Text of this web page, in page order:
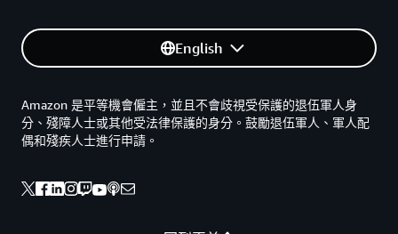
English
Amazon 是平等機會僱主，並且不會歧視受保護的退伍軍人身
分、殘障人士或其他受法律保護的身分。鼓勵退伍軍人、軍人配
偶和殘疾人士進行申請。